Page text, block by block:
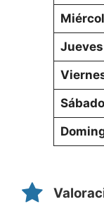
Jueves
Sábado